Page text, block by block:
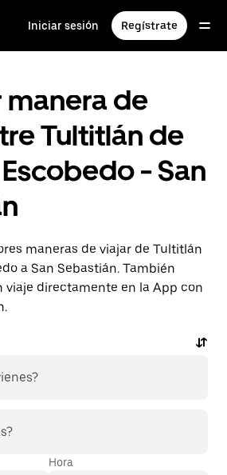
Iniciar sesión Regístrate
manera de
Tultitlán de
- San
maneras de viajar de Tultitlán
a San Sebastián. También
viaje directamente en la App con
Hora